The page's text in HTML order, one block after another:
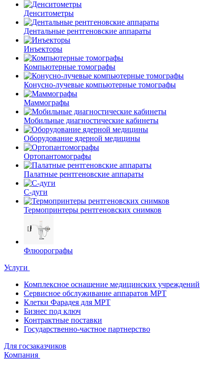
Денситометры
Дентальные рентгеновские аппараты
Инъекторы
Компьютерные томографы
Конусно-лучевые компьютерные томографы
Маммографы
Мобильные диагностические кабинеты
Оборудование ядерной медицины
Ортопантомографы
Палатные рентгеновские аппараты
С-дуги
Термопринтеры рентгеновских снимков
Флюорографы
Услуги
Комплексное оснащение медицинских учреждений
Сервисное обслуживание аппаратов МРТ
Клетки Фарадея для МРТ
Бизнес под ключ
Контрактные поставки
Государственно-частное партнерство
Для госзаказчиков
Компания